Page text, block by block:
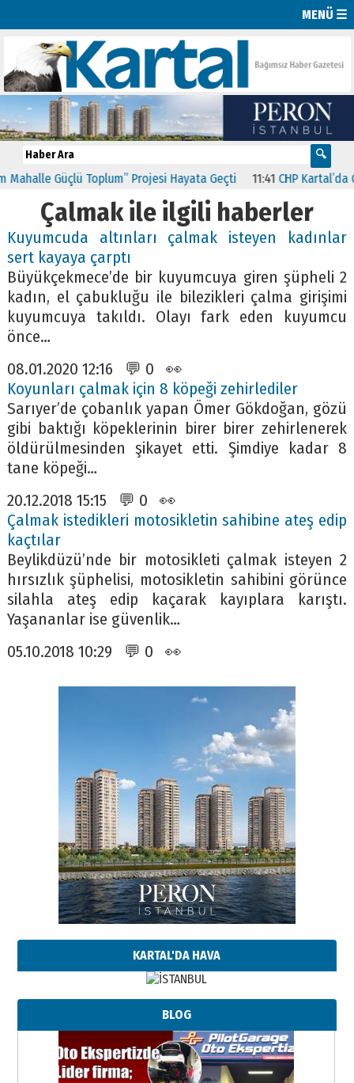
MENÜ ☰
Güçlü Toplum” Projesi Hayata Geçti 11:41 CHP Kartal’da
Çalmak ile ilgili haberler
Kuyumcuda altınları çalmak isteyen kadınlar
sert kayaya çarptı
Büyükçekmece’de bir kuyumcuya giren şüpheli 2
kadın, el çabukluğu ile bilezikleri çalma girişimi
kuyumcuya takıldı. Olayı fark eden kuyumcu
önce…
08.01.2020 12:16 💬 0 👀
Koyunları çalmak için 8 köpeği zehirlediler
Sarıyer’de çobanlık yapan Ömer Gökdoğan, gözü
gibi baktığı köpeklerinin birer birer zehirlenerek
öldürülmesinden şikayet etti. Şimdiye kadar 8
tane köpeği…
20.12.2018 15:15 💬 0 👀
Çalmak istedikleri motosikletin sahibine ateş edip
kaçtılar
Beylikdüzü’nde bir motosikleti çalmak isteyen 2
hırsızlık şüphelisi, motosikletin sahibini görünce
silahla ateş edip kaçarak kayıplara karıştı.
Yaşananlar ise güvenlik…
05.10.2018 10:29 💬 0 👀
KARTAL'DA HAVA
BLOG